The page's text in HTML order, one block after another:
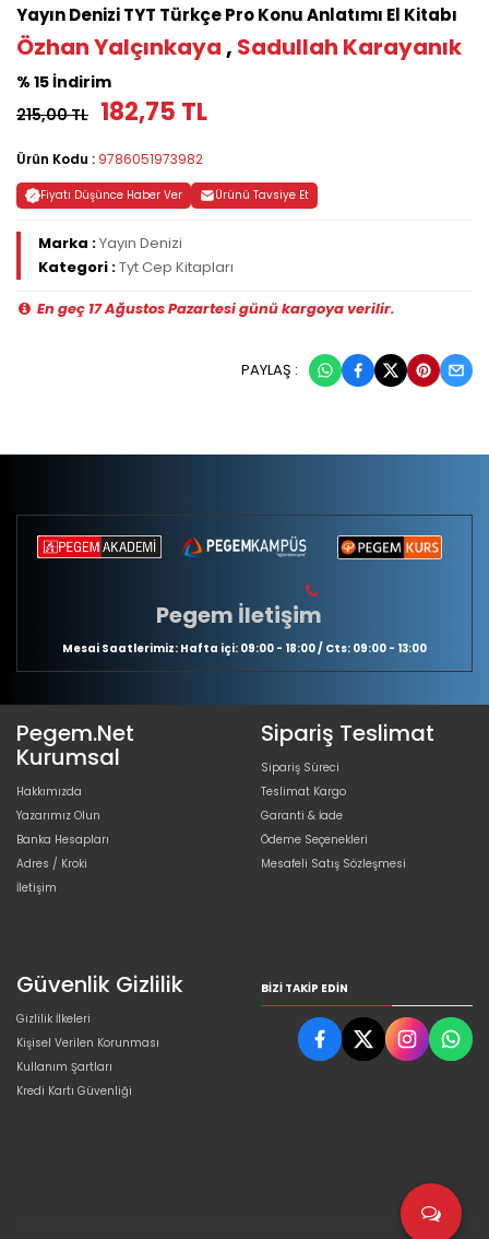
Yayın Denizi TYT Türkçe Pro Konu Anlatımı El Kitabı
Özhan Yalçınkaya , Sadullah Karayanık
% 15 İndirim
215,00 TL 182,75 TL
Ürün Kodu : 9786051973982
Fiyatı Düşünce Haber Ver Ürünü Tavsiye Et
Marka :Yayın Denizi
Kategori :Tyt Cep Kitapları
En geç 17 Ağustos Pazartesi günü kargoya verilir.
PAYLAŞ :
Pegem İletişim
Mesai Saatlerimiz: Hafta içi: 09:00 - 18:00 / Cts: 09:00 - 13:00
Pegem.Net
Kurumsal
Hakkımızda
Yazarımız Olun
Banka Hesapları
Adres / Kroki
İletişim
Sipariş Teslimat
Sipariş Süreci
Teslimat Kargo
Garanti & İade
Ödeme Seçenekleri
Mesafeli Satış Sözleşmesi
Güvenlik Gizlilik
Gizlilik İlkeleri
Kişisel Verilen Korunması
Kullanım Şartları
Kredi Kartı Güvenliği
BIZI TAKIP EDIN